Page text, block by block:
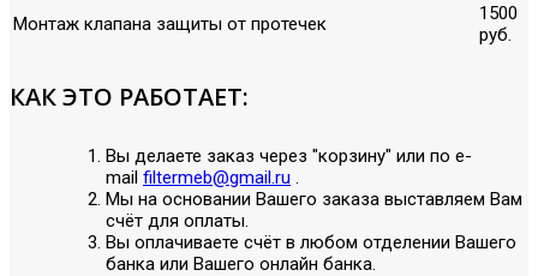
Монтаж клапана защиты от протечек
1500
руб.
КАК ЭТО РАБОТАЕТ:
Вы делаете заказ через "корзину" или по е-
mail filtermeb@gmail.ru .
Мы на основании Вашего заказа выставляем Вам
счёт для оплаты.
Вы оплачиваете счёт в любом отделении Вашего
банка или Вашего онлайн банка.